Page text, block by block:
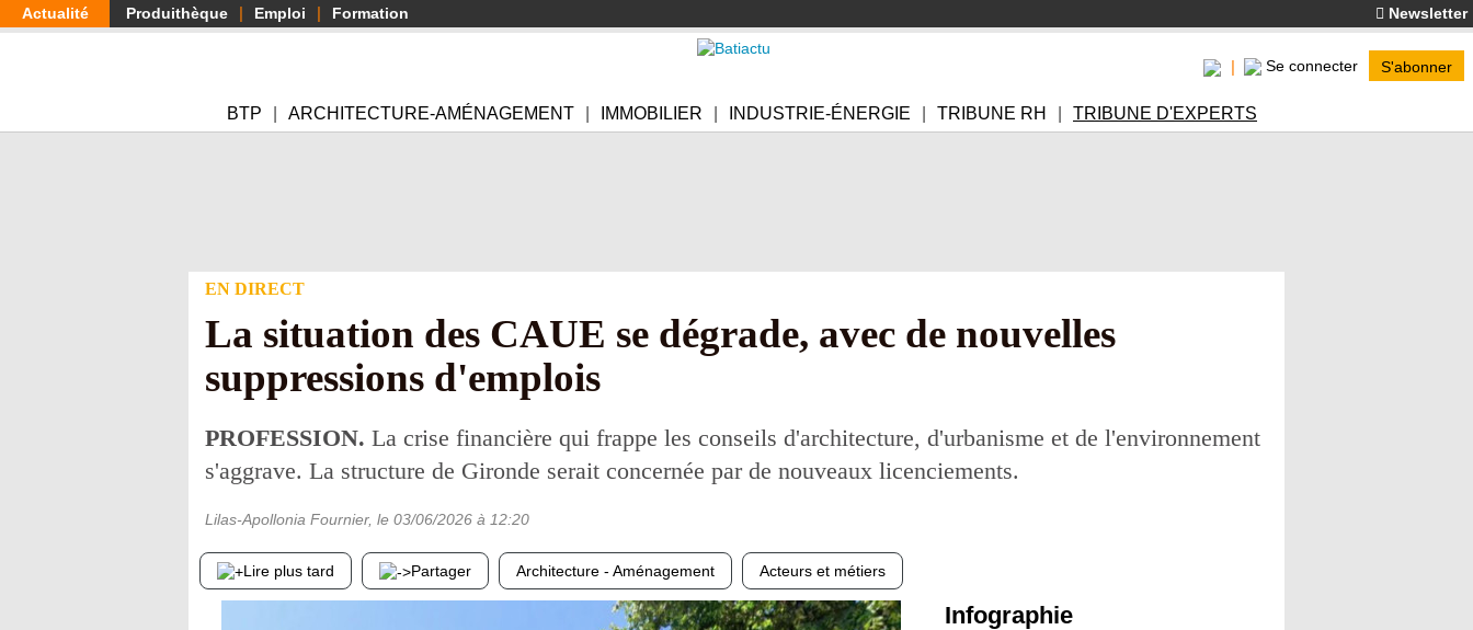
Aller
au
Actualité Produithèque Emploi Formation Newsletter
Se connecter S'abonner
BTP ARCHITECTURE-AMÉNAGEMENT IMMOBILIER INDUSTRIE-ÉNERGIE TRIBUNE RH TRIBUNE D'EXPERTS
EN DIRECT
La situation des CAUE se dégrade, avec de nouvelles
suppressions d'emplois
PROFESSION. La crise financière qui frappe les conseils d'architecture, d'urbanisme et de l'environnement
s'aggrave. La structure de Gironde serait concernée par de nouveaux licenciements.
Lilas-Apollonia Fournier, le 03/06/2026 à 12:20
Lire plus tard Partager Architecture - Aménagement Acteurs et métiers
Infographie